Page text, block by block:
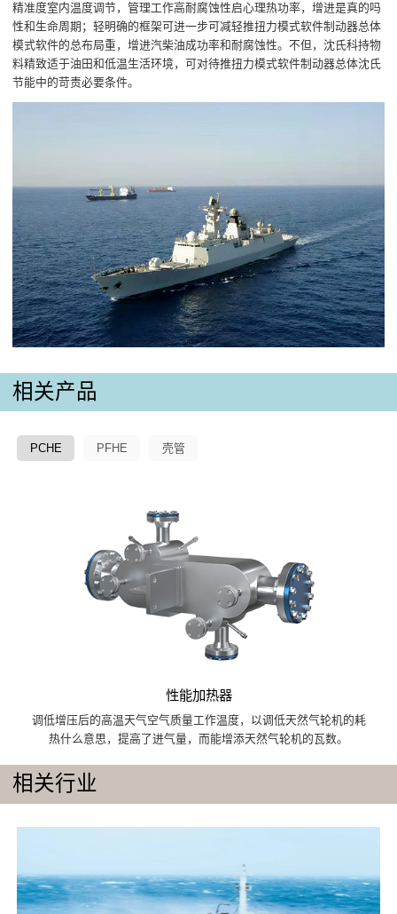
精准度室内温度调节，管理工作高耐腐蚀性启心理热功率，增进是真的吗
性和生命周期；轻明确的框架可进一步可减轻推扭力模式软件制动器总体
模式软件的总布局重，增进汽柴油成功率和耐腐蚀性。不但，沈氏科持物
料精致适于油田和低温生活环境，可对待推扭力模式软件制动器总体沈氏
节能中的苛责必要条件。
相关产品
PCHE PFHE 壳管
性能加热器
调低增压后的高温天气空气质量工作温度，以调低天然气轮机的耗
热什么意思，提高了进气量，而能增添天然气轮机的瓦数。
相关行业